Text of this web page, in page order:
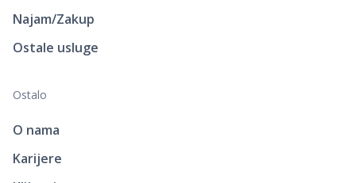
Najam/Zakup
Ostale usluge
Ostalo
O nama
Karijere